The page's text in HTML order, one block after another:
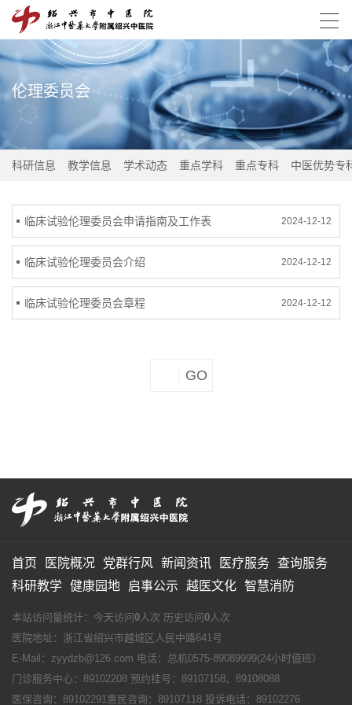
伦理委员会
科研信息 教学信息 学术动态 重点学科 重点专科 中医优势专
2024-12-12
临床试验伦理委员会申请指南及工作表
2024-12-12
临床试验伦理委员会介绍
2024-12-12
临床试验伦理委员会章程
首页 医院概况 党群行风 新闻资讯 医疗服务
查询服务
科研教学 健康园地 启事公示 越医文化 智慧消防
本站访问量统计：今天访问0人次 历史访问0人次
医院地址：浙江省绍兴市越城区人民中路641号
E-Mail：zyydzb@126.com 电话：总机0575-89089999(24小时值班）
门诊服务中心：89102208 预约挂号：89107158、89108088
医保咨询：89102291惠民咨询：89107118 投诉电话：89102276